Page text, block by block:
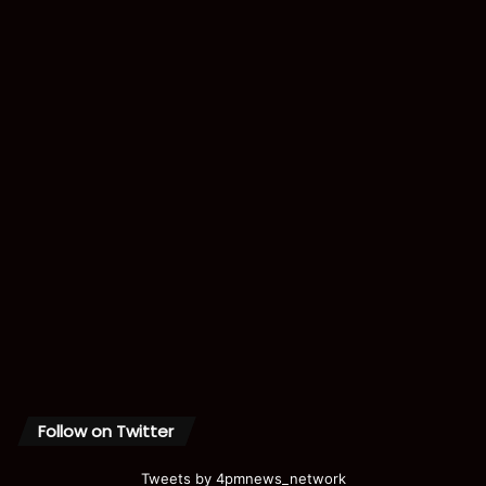
Follow on Twitter
Tweets by 4pmnews_network